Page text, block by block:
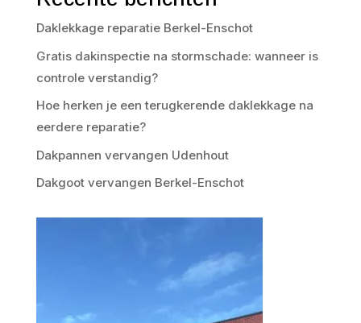
Daklekkage reparatie Berkel-Enschot
Gratis dakinspectie na stormschade: wanneer is
controle verstandig?
Hoe herken je een terugkerende daklekkage na
eerdere reparatie?
Dakpannen vervangen Udenhout
Dakgoot vervangen Berkel-Enschot